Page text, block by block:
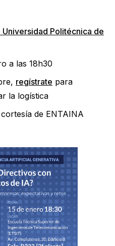
Politécnica de
a las 18h30
regístrate para
la logística
de ENTAINA